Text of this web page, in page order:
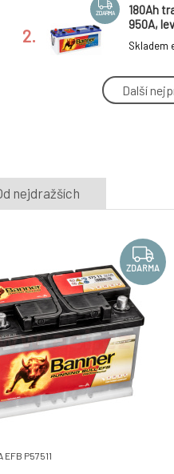
2.
ZDARMA
180Ah
950A,
Power
Skladem
ZDARMA
70Ah
8.
Power
Další
nejdražších
ZDARMA
EFB P57511